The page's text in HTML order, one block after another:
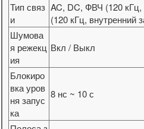
Тип связ
и
AC, DC, ФВЧ (120
(120 кГц, внутренний
Шумова
я режекц
ия
Вкл / Выкл
Блокиро
вка уров
ня запус
ка
8 нс ~ 10 с